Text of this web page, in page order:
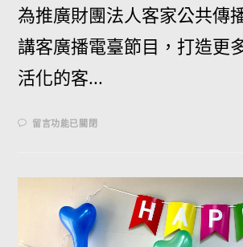
為推廣財團法人客家公共傳
講客廣播電臺節目，打造更
活化的客...
留言功能已關閉